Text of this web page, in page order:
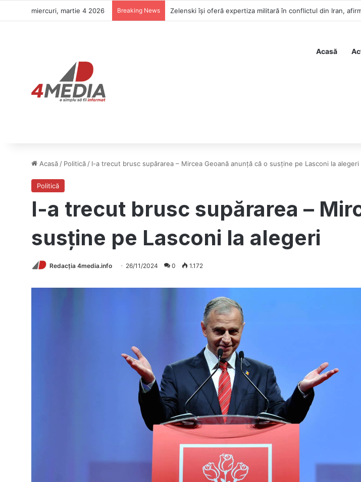
miercuri, martie 4 2026 Breaking News
Acasă
Acasă / Politică / I-a trecut brusc supărarea – Mircea Geoană anunță că o susține pe Lasconi la alegeri
Politică
I-a trecut brusc supărarea –
susține pe Lasconi la alegeri
Redacția 4media.info 26/11/2024 0 1.172